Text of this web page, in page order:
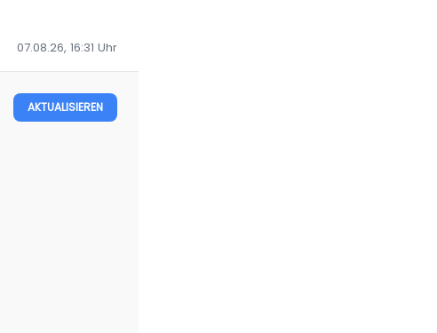
07.08.26, 16:31 Uhr
AKTUALISIEREN